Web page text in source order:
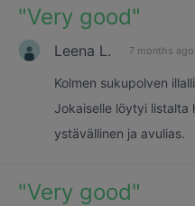
"Very good"
Leena L. 7 months ago
Kolmen sukupolven
Jokaiselle löytyi listalta
ystävällinen ja avulias.
"Very good"